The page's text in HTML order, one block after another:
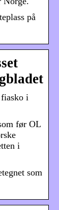
på
i
før OL
i
som